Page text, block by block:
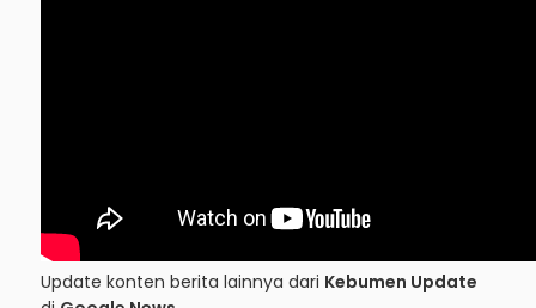
Update konten berita lainnya dari Kebumen Update